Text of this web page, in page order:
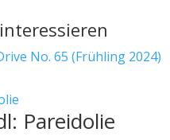
No. 65 (Frühling 2024)
Pareidolie